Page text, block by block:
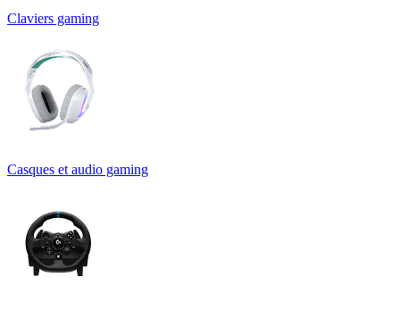
Claviers gaming
Casques et audio gaming